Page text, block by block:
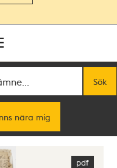
Sök
nära mig